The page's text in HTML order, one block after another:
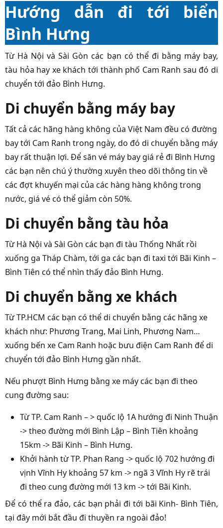
Hướng dẫn đi tới biển
Bình Hưng
Từ Hà Nội và Sài Gòn các bạn có thể đi bằng máy bay,
tàu hỏa hay xe khách tới thành phố Cam Ranh sau đó di
chuyển tới đảo Bình Hưng.
Di chuyển bằng máy bay
Tất cả các hãng hàng không của Việt Nam đều có đường
bay tới Cam Ranh trong ngày, do đó di chuyển bằng máy
bay rất thuận lợi. Để săn vé máy bay giá rẻ đi Bình Hưng
các bạn nên chú ý thường xuyên theo dõi thông tin về
các đợt khuyến mại của các hàng hàng không trong
nước, giá vé có thể giảm còn 50%.
Di chuyển bằng tàu hỏa
Từ Hà Nội và Sài Gòn các bạn đi tàu Thống Nhất rồi
xuống ga Tháp Chàm, tới ga các bạn đi taxi tới Bãi Kinh –
Bình Tiên có thể nhìn thấy đảo Bình Hưng.
Di chuyển bằng xe khách
Từ TP.HCM các bạn có thể di chuyển bằng các hãng xe
khách như: Phương Trang, Mai Linh, Phương Nam…
xuống bến xe Cam Ranh hoặc bưu điện Cam Ranh để di
chuyển tới đảo Bình Hưng gần nhất.
Nếu phượt Bình Hưng bằng xe máy các bạn đi theo
cung đường sau:
Từ TP. Cam Ranh – > quốc lộ 1A hướng đi Ninh Thuận
-> theo đường mới Bình Lập – Bình Tiên khoảng
15km -> Bãi Kinh – Bình Hưng.
Khởi hành từ TP. Phan Rang -> quốc lộ 702 hướng đi
vịnh Vĩnh Hy khoảng 57 km -> ngã 3 Vĩnh Hy rẽ trái
đi theo cung đường mới 13 km -> tới Bãi Kinh.
Để có thể ra đảo, các bạn phải đi tới bãi Kinh- Bình Tiên,
tại đây mới bắt đầu đi thuyền ra ngoài đảo!